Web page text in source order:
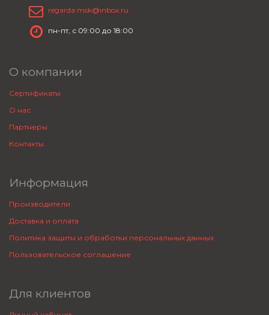
regarda.msk@inbox.ru
пн-пт, с 09:00 до 18:00
О компании
Сертификаты
О нас
Партнеры
Контакты
Информация
Производители
Доставка и оплата
Политика защиты и обработки персональных данных
Пользовательское соглашение
Для клиентов